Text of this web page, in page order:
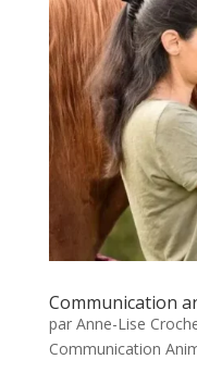
Communication
par Anne-Lise
Communication